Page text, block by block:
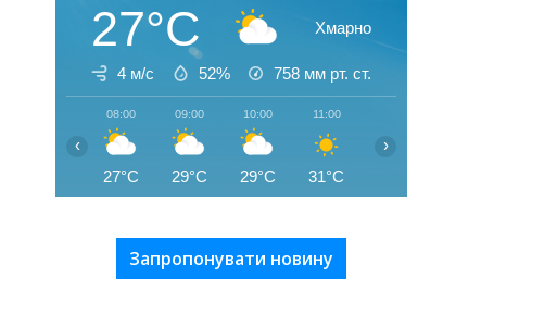
27°C Хмарно
4 м/с 52% 758 мм рт. ст.
08:00
27°C
09:00
29°C
10:00
29°C
11:00
31°C
‹ ›
Запропонувати новину